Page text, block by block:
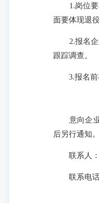
1.岗位要求
面要体现退
2.报名企业
跟踪调查。
3.报名前在
意向企业
后另行通知。
联系人：
联系电话